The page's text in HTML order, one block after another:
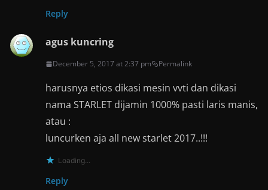
Reply
agus kuncring
December 5, 2017 at 2:37 pm Permalink
harusnya etios dikasi mesin vvti dan dikasi
nama STARLET dijamin 1000% pasti laris manis,
atau :
luncurken aja all new starlet 2017..!!!
Loading...
Reply